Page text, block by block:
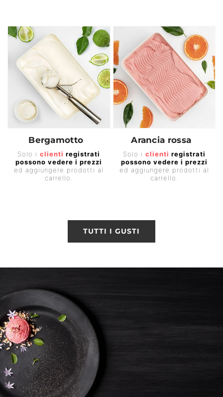
Bergamotto
Prezzo
di
listino
Solo iclienti registrati
possono vedere i prezzi
ed aggiungere prodotti al
carrello.
Arancia rossa
Prezzo
di
listino
Solo i clienti registrati
possono vedere i prezzi
ed aggiungere prodotti al
carrello.
TUTTI I GUSTI